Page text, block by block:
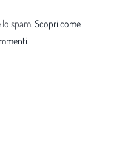
spam. Scopri come
.